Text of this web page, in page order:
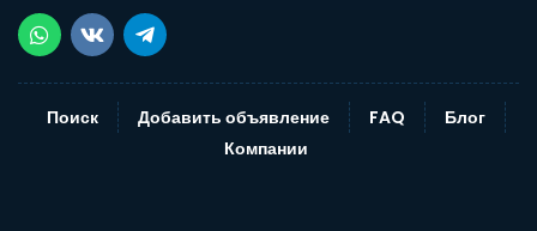
Поиск Добавить объявление FAQ
Блог
Компании